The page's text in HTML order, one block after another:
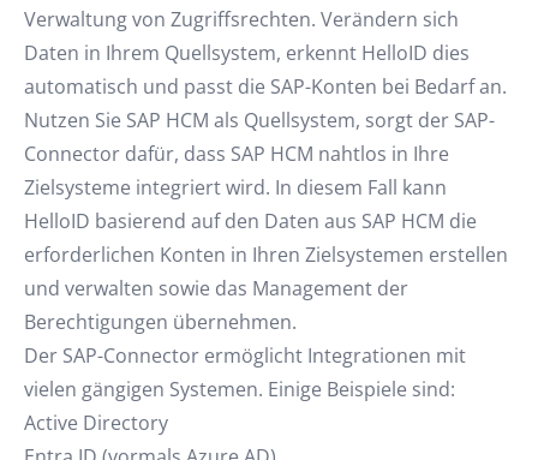
Verwaltung von Zugriffsrechten. Verändern sich
Daten in Ihrem Quellsystem, erkennt HelloID dies
automatisch und passt die SAP-Konten bei Bedarf an.
Nutzen Sie SAP HCM als Quellsystem, sorgt der SAP-
Connector dafür, dass SAP HCM nahtlos in Ihre
Zielsysteme integriert wird. In diesem Fall kann
HelloID basierend auf den Daten aus SAP HCM die
erforderlichen Konten in Ihren Zielsystemen erstellen
und verwalten sowie das Management der
Berechtigungen übernehmen.
Der SAP-Connector ermöglicht Integrationen mit
vielen gängigen Systemen. Einige Beispiele sind:
Active Directory